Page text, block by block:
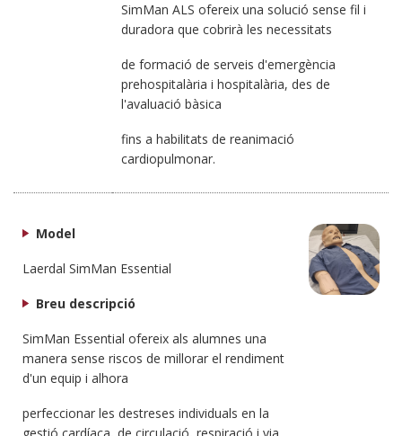
SimMan ALS ofereix una solució sense fil i
duradora que cobrirà les necessitats
de formació de serveis d'emergència
prehospitalària i hospitalària, des de
l'avaluació bàsica
fins a habilitats de reanimació
cardiopulmonar.
Model
Laerdal SimMan Essential
Breu descripció
SimMan Essential ofereix als alumnes una
manera sense riscos de millorar el rendiment
d'un equip i alhora
perfeccionar les destreses individuals en la